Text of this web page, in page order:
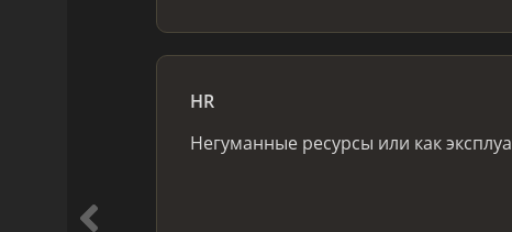
HR
Негуманные ресурсы или как